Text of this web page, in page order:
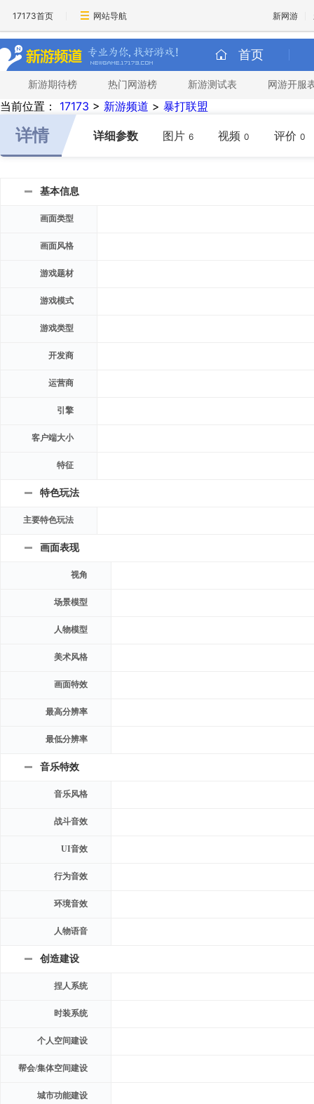
17173首页 网站导航 新网游
首页
新游期待榜 热门网游榜 新游测试表 网游开服
当前位置： 17173 > 新游频道 > 暴打联盟
详情 详细参数 图片 6 视频 0 评价 0
基本信息
画面类型
画面风格
游戏题材
游戏模式
游戏类型
开发商
运营商
引擎
客户端大小
特征
特色玩法
主要特色玩法
画面表现
视角
场景模型
人物模型
美术风格
画面特效
最高分辨率
最低分辨率
音乐特效
音乐风格
战斗音效
UI音效
行为音效
环境音效
人物语音
创造建设
捏人系统
时装系统
个人空间建设
帮会/集体空间建设
城市功能建设